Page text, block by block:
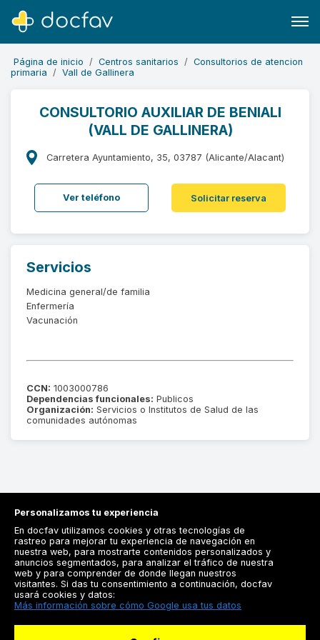
Buscar
Software para clínicas
Soporte
¿Eres un doctor?
Página de inicio Centros sanitarios
Consultorios de atencion
primaria
Vall de Gallinera
CONSULTORIO AUXILIAR DE BENIALI
(VALL DE GALLINERA)
Carretera Ayuntamiento, 35, 03787 (Alicante/Alacant)
Ver teléfono Solicitar reserva
Servicios
Medicina general/de familia
Enfermería
Vacunación
CCN: 1003000786
Dependencias funcionales: Publicos
Organización: Servicios o Institutos de Salud de las
comunidades autónomas
Registrarse
Docfav
Personalizamos tu experiencia
En docfav utilizamos cookies y otras tecnologías de
rastreo para mejorar tu experiencia de navegación en
nuestra web, para mostrarte contenidos personalizados y
anuncios segmentados, para analizar el tráfico de nuestra
web y para comprender de donde llegan nuestros
visitantes. Si das tu consentimiento a continuación, docfav
usará cookies y datos:
Más información sobre cómo Google usa tus datos